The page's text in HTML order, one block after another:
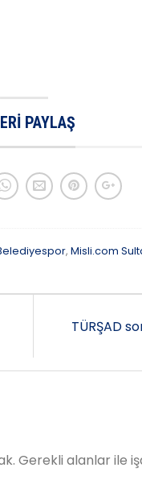
PAYLAŞ
, Misli.com
TÜRŞAD
Gerekli alanlar ile